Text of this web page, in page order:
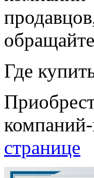
Где
странице